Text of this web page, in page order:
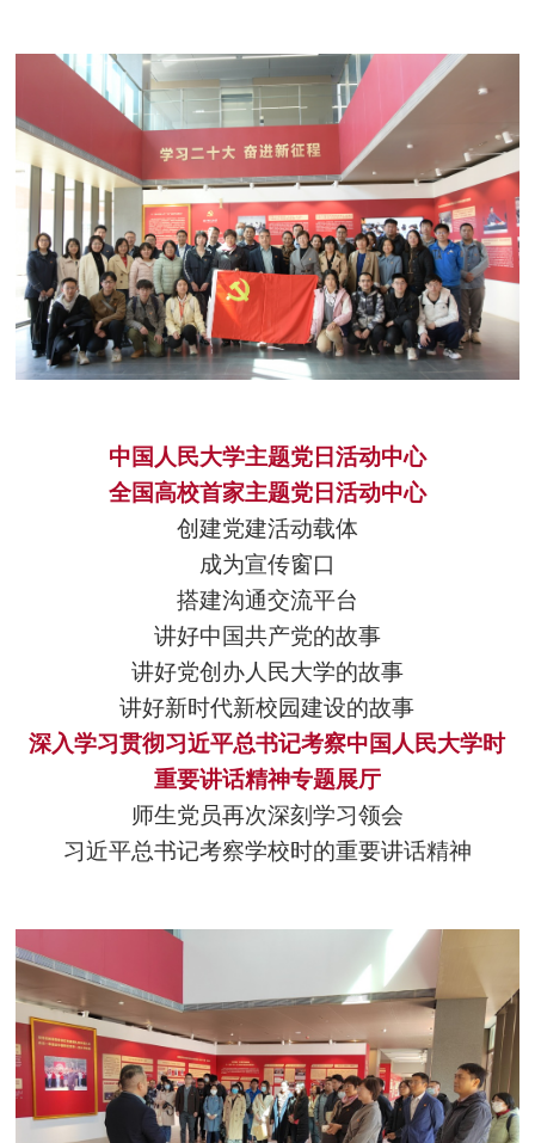
中国人民大学主题党日活动中心
全国高校首家主题党日活动中心
创建党建活动载体
成为宣传窗口
搭建沟通交流平台
讲好中国共产党的故事
讲好党创办人民大学的故事
讲好新时代新校园建设的故事
深入学习贯彻习近平总书记考察中国人民大学时
重要讲话精神专题展厅
师生党员再次深刻学习领会
习近平总书记考察学校时的重要讲话精神